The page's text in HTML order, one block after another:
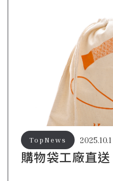
購物袋工廠直送
2025.10.1
TopNews